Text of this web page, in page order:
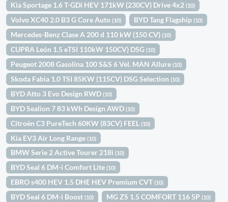
Kia Sportage 1.6 T-GDi HEV 171kW (230CV) Drive 4x2(10)
Volvo XC40 2.0 B3 G Core Auto(10) BYD Tang Flagship(10)
Mercedes-Benz Clase A 200 d 110 kW (150 CV)(10)
CUPRA León 1.5 eTSI 110kW 150CV) DSG(10)
Peugeot 2008 Gasolina 100 S&S 6 Vel. MAN Allure(10)
Skoda Fabia 1.0 TSI 85KW (115CV) DSG Selection(10)
BYD Atto 3 Evo Design RWD(10)
BYD Sealion 7 83 kWh Design AWD(10)
Citroën C3 PureTech 60KW (83CV) FEEL(10)
Kia EV3 Air Long Range(10)
BMW Serie 2 Active Tourer 218i(10)
BYD Seal 6 DM-i Comfort Lite(10)
EBRO s400 HEV 1.5 DHE HEV Premium CVT(10)
BYD Seal 6 DM-i Boost(10) MG ZS 1.5 COMFORT 116 5P(10)